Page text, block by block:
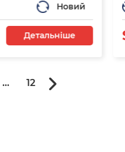
Новий
Детальніше
... 12